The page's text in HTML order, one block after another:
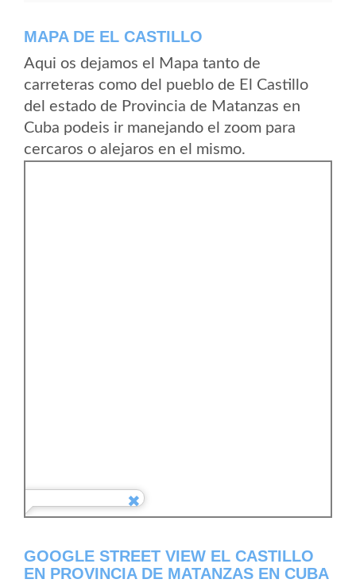
MAPA DE EL CASTILLO
Aqui os dejamos el Mapa tanto de
carreteras como del pueblo de El Castillo
del estado de Provincia de Matanzas en
Cuba podeis ir manejando el zoom para
cercaros o alejaros en el mismo.
GOOGLE STREET VIEW EL CASTILLO
EN PROVINCIA DE MATANZAS EN CUBA